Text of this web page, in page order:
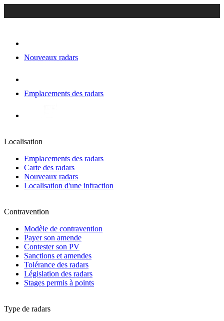
Nouveaux radars
Emplacements des radars
Localisation
Emplacements des radars
Carte des radars
Nouveaux radars
Localisation d'une infraction
Contravention
Modèle de contravention
Payer son amende
Contester son PV
Sanctions et amendes
Tolérance des radars
Législation des radars
Stages permis à points
Type de radars